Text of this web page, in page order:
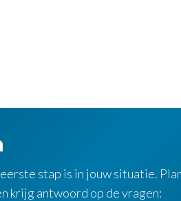
stap is in jouw situatie.
krijg antwoord op de vragen: